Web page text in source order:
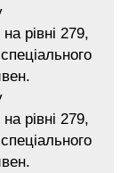
рівні 279,
рівні 279,